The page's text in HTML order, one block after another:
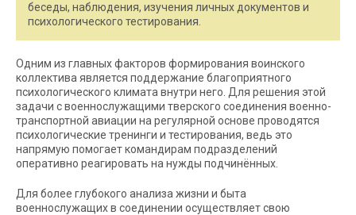
беседы, наблюдения, изучения личных документов и
психологического тестирования.
Одним из главных факторов формирования воинского
коллектива является поддержание благоприятного
психологического климата внутри него. Для решения этой
задачи с военнослужащими тверского соединения военно-
транспортной авиации на регулярной основе проводятся
психологические тренинги и тестирования, ведь это
напрямую помогает командирам подразделений
оперативно реагировать на нужды подчинённых.
Для более глубокого анализа жизни и быта
военнослужащих в соединении осуществляет свою